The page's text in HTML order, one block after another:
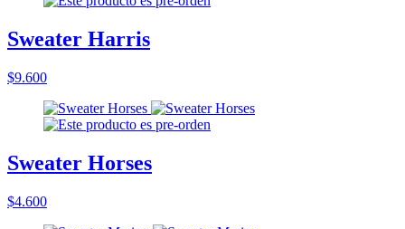
Sweater Harris
$9.600
Sweater Horses
$4.600